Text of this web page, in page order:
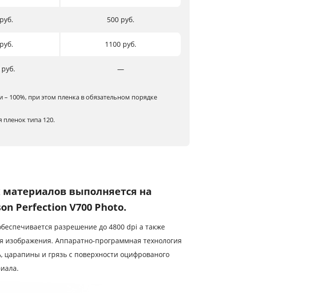
500 руб.
1100 руб.
―
100%, при этом пленка в обязательном порядке
пленок типа 120.
выполняется на
Perfection V700 Photo.
разрешение до 4800 dpi а также
изображения. Аппаратно-программная технология
царапины и грязь с поверхности оцифрованого